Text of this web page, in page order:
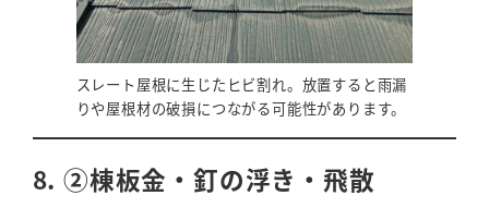
スレート屋根に生じたヒビ割れ。放置すると雨漏
りや屋根材の破損につながる可能性があります。
8. ②棟板金・釘の浮き・飛散